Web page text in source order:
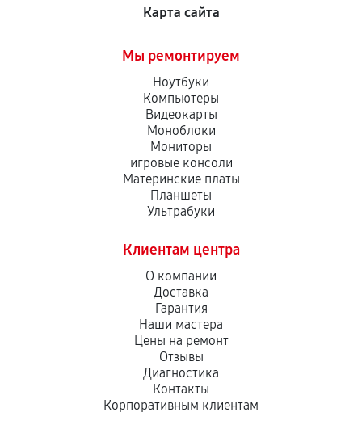
Карта сайта
Мы ремонтируем
Ноутбуки
Компьютеры
Видеокарты
Моноблоки
Мониторы
игровые консоли
Материнские платы
Планшеты
Ультрабуки
Клиентам центра
О компании
Доставка
Гарантия
Наши мастера
Цены на ремонт
Отзывы
Диагностика
Контакты
Корпоративным клиентам